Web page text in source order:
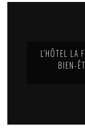
L'HÔTEL LA
BIEN-